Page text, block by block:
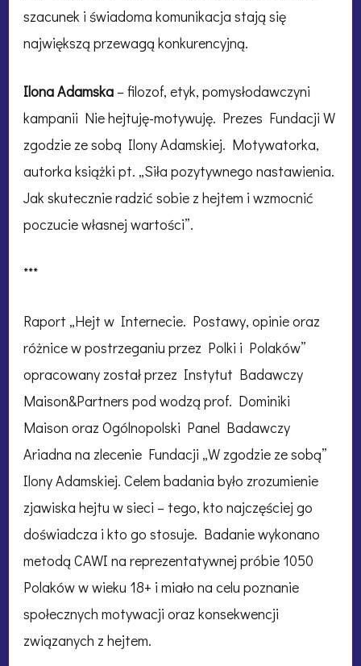
szacunek i świadoma komunikacja stają się
największą przewagą konkurencyjną.
Ilona Adamska – filozof, etyk, pomysłodawczyni
kampanii Nie hejtuję-motywuję. Prezes Fundacji W
zgodzie ze sobą Ilony Adamskiej. Motywatorka,
autorka książki pt. „Siła pozytywnego nastawienia.
Jak skutecznie radzić sobie z hejtem i wzmocnić
poczucie własnej wartości”.
***
Raport „Hejt w Internecie. Postawy, opinie oraz
różnice w postrzeganiu przez Polki i Polaków”
opracowany został przez Instytut Badawczy
Maison&Partners pod wodzą prof. Dominiki
Maison oraz Ogólnopolski Panel Badawczy
Ariadna na zlecenie Fundacji „W zgodzie ze sobą”
Ilony Adamskiej. Celem badania było zrozumienie
zjawiska hejtu w sieci – tego, kto najczęściej go
doświadcza i kto go stosuje. Badanie wykonano
metodą CAWI na reprezentatywnej próbie 1050
Polaków w wieku 18+ i miało na celu poznanie
społecznych motywacji oraz konsekwencji
związanych z hejtem.